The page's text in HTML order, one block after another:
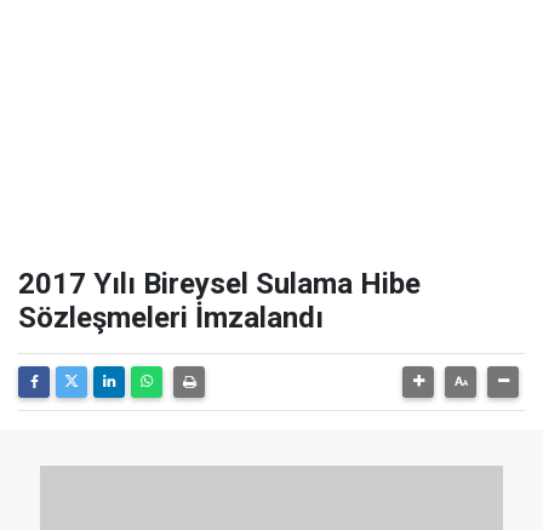
2017 Yılı Bireysel Sulama Hibe
Sözleşmeleri İmzalandı